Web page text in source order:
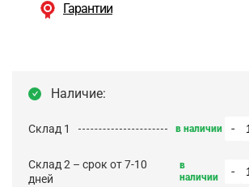
Гарантии
Наличие:
Склад 1 в наличии -
Склад 2 – срок от 7-10
дней
в
наличии
-